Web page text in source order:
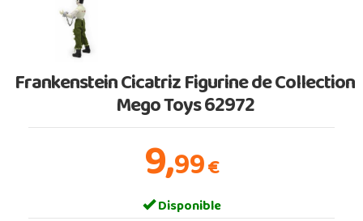
Frankenstein Cicatriz Figurine de Collection
Mego Toys 62972
9,99€
Disponible